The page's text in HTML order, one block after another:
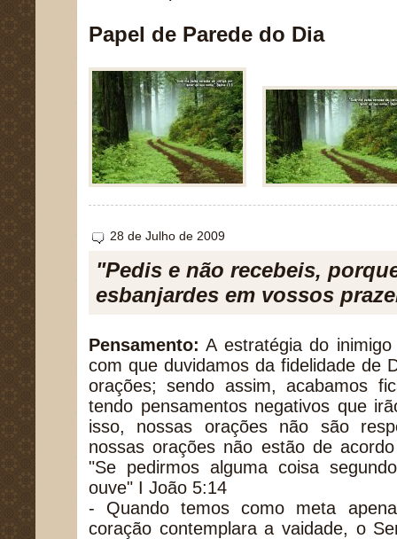
Papel de Parede do Dia
28 de Julho de 2009
"Pedis e não recebeis,
esbanjardes em vossos
Pensamento: A estratégia do
com que duvidamos da fidelidade de
orações; sendo assim, acabamos
tendo pensamentos negativos que
isso, nossas orações não são
nossas orações não estão de
"Se pedirmos alguma coisa
ouve" I João 5:14
- Quando temos como meta
coração contemplara a vaidade, o